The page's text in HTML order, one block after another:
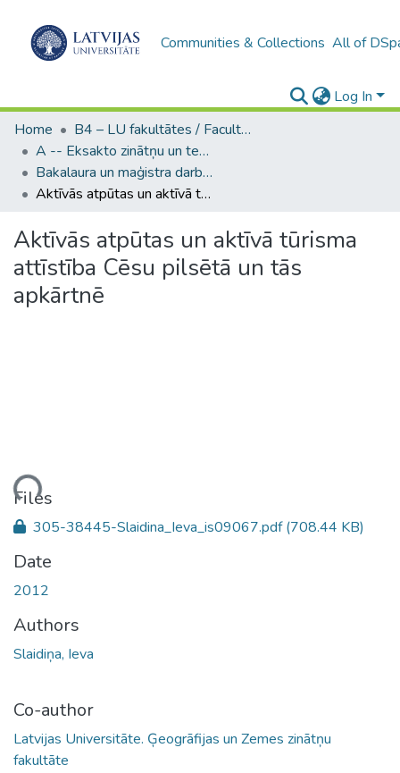
Communities & Collections All of
Log In
Home
B4 – LU fakultātes / Faculties of the UL
A -- Eksakto zinātņu un tehnoloģiju fakultāte / Faculty of Science and Technology
Bakalaura un maģistra darbi (EZTF) / Bachelor's and Master's theses
Aktīvās atpūtas un aktīvā tūrisma attīstība Cēsu pilsētā un tās apkārtnē
Aktīvās atpūtas un aktīvā tūrisma
attīstība Cēsu pilsētā un tās
apkārtnē
Files
305-38445-Slaidina_Ieva_is09067.pdf(708.44 KB)
Date
2012
Authors
Slaidiņa, Ieva
Co-author
Latvijas Universitāte. Ģeogrāfijas un Zemes zinātņu
fakultāte